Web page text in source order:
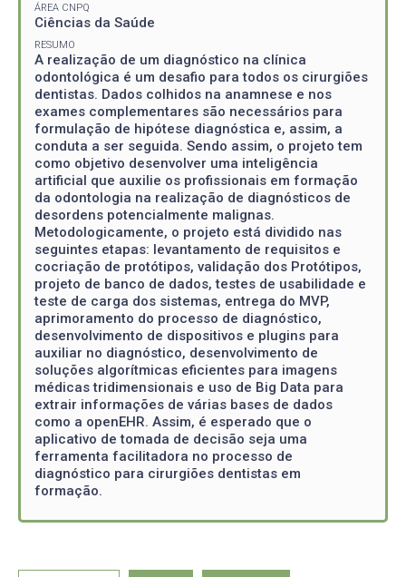
ÁREA CNPQ
Ciências da Saúde
RESUMO
A realização de um diagnóstico na clínica
odontológica é um desafio para todos os cirurgiões
dentistas. Dados colhidos na anamnese e nos
exames complementares são necessários para
formulação de hipótese diagnóstica e, assim, a
conduta a ser seguida. Sendo assim, o projeto tem
como objetivo desenvolver uma inteligência
artificial que auxilie os profissionais em formação
da odontologia na realização de diagnósticos de
desordens potencialmente malignas.
Metodologicamente, o projeto está dividido nas
seguintes etapas: levantamento de requisitos e
cocriação de protótipos, validação dos Protótipos,
projeto de banco de dados, testes de usabilidade e
teste de carga dos sistemas, entrega do MVP,
aprimoramento do processo de diagnóstico,
desenvolvimento de dispositivos e plugins para
auxiliar no diagnóstico, desenvolvimento de
soluções algorítmicas eficientes para imagens
médicas tridimensionais e uso de Big Data para
extrair informações de várias bases de dados
como a openEHR. Assim, é esperado que o
aplicativo de tomada de decisão seja uma
ferramenta facilitadora no processo de
diagnóstico para cirurgiões dentistas em
formação.